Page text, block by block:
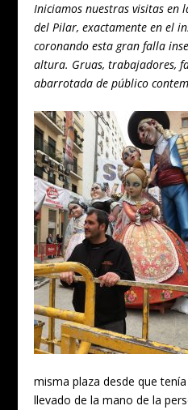
Iniciamos nuestras visitas en
del Pilar, exactamente en el
coronando esta gran falla
altura. Gruas, trabajadores,
abarrotada de público
misma plaza desde que
llevado de la mano de la